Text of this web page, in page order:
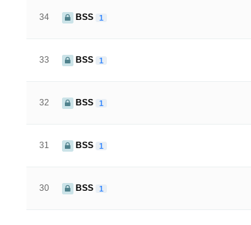
34 BSS 1
33 BSS 1
32 BSS 1
31 BSS 1
30 BSS 1